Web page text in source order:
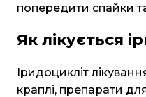
попередити спайки
Як лікується
Іридоцикліт
краплі, препарати